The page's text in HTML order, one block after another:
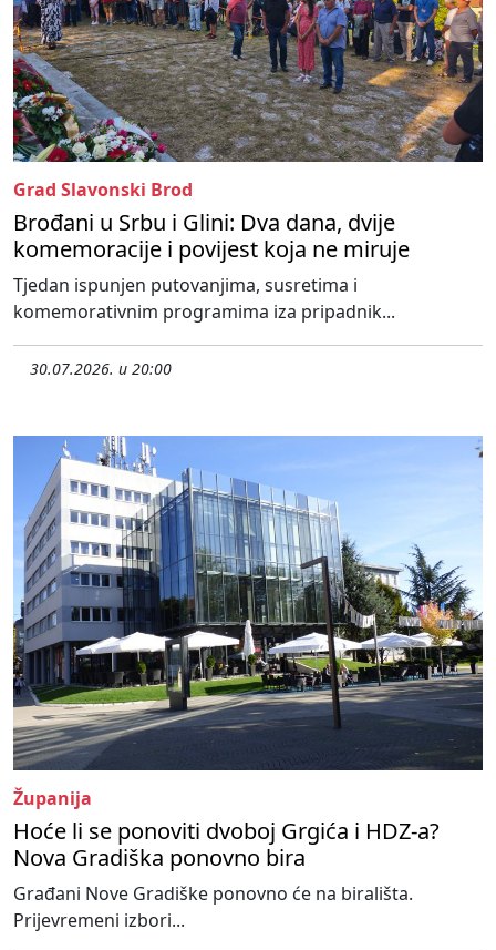
Grad Slavonski Brod
Brođani u Srbu i Glini: Dva dana, dvije
komemoracije i povijest koja ne miruje
Tjedan ispunjen putovanjima, susretima i
komemorativnim programima iza pripadnik...
30.07.2026. u 20:00
Županija
Hoće li se ponoviti dvoboj Grgića i HDZ-a?
Nova Gradiška ponovno bira
Građani Nove Gradiške ponovno će na birališta.
Prijevremeni izbori...